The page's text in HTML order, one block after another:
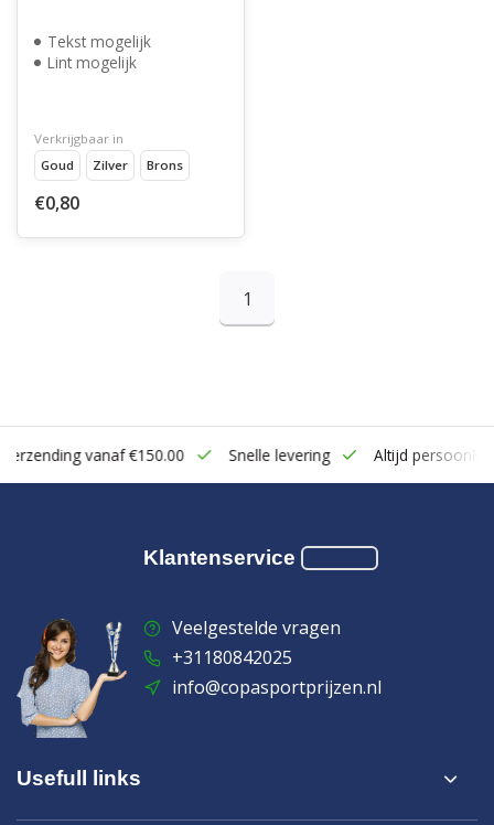
Tekst mogelijk
Lint mogelijk
Verkrijgbaar in
Goud
Zilver Brons
€0,80
1
vanaf €150.00 Snelle levering Altijd persoonlijk
Klantenservice
Veelgestelde vragen
+31180842025
info@copasportprijzen.nl
Usefull links